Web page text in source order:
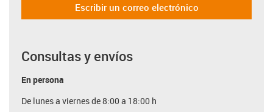
Escribir un correo electrónico
Consultas y envíos
En persona
De lunes a viernes de 8:00 a 18:00 h